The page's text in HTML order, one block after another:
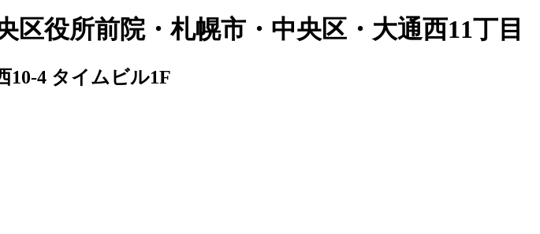
役所前院・札幌市・中央区・大通西11丁目
10-4 タイムビル1F